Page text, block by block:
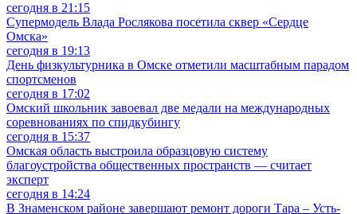
сегодня в 21:15
Супермодель Влада Рослякова посетила сквер «Сердце
Омска»
сегодня в 19:13
День физкультурника в Омске отметили масштабным парадом
спортсменов
сегодня в 17:02
Омский школьник завоевал две медали на международных
соревнованиях по спидкубингу
сегодня в 15:37
Омская область выстроила образцовую систему
благоустройства общественных пространств — считает
эксперт
сегодня в 14:24
В Знаменском районе завершают ремонт дороги Тара – Усть-